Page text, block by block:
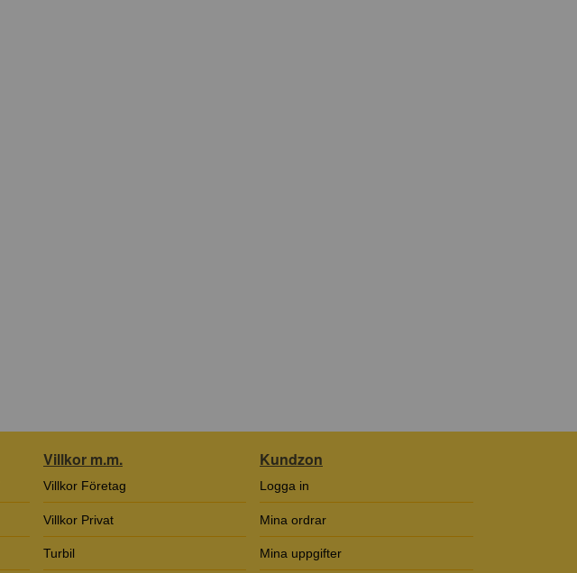
Villkor m.m.
Villkor Företag
Villkor Privat
Turbil
Kundzon
Logga in
Mina ordrar
Mina uppgifter